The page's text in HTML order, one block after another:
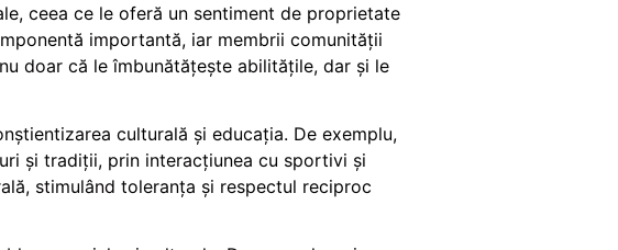
ceea ce le oferă un sentiment de proprietate
importantă, iar membrii comunității
doar că le îmbunătățește abilitățile, dar și le
culturală și educația. De exemplu,
și tradiții, prin interacțiunea cu sportivi și
stimulând toleranța și respectul reciproc